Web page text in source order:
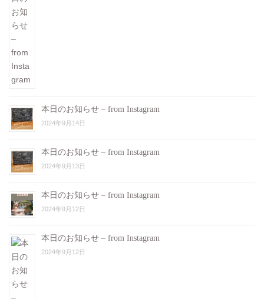
本日のお知らせ – from Instagram
2024年9月14日
本日のお知らせ – from Instagram
2024年9月13日
本日のお知らせ – from Instagram
2024年9月12日
本日のお知らせ – from Instagram
2024年9月12日